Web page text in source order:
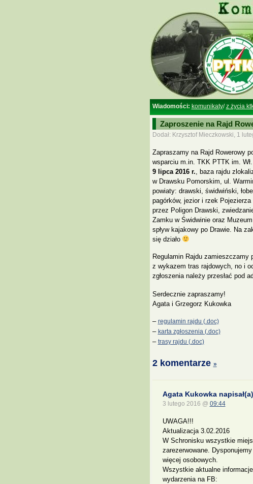
Wiadomości: komunikaty/z życia
Zaproszenie na Rajd
Dodał: Krzysztof Mieczkowski, 1
Zapraszamy na Rajd Rowerowy
wsparciu m.in. TKK PTTK im.
9 lipca 2016 r. , baza rajdu
w Drawsku Pomorskim, ul.
powiaty: drawski, świdwiński,
pagórków, jezior i rzek
przez Poligon Drawski,
Zamku w Świdwinie oraz
spływ kajakowy po Drawie. Na
się działo
Regulamin Rajdu zamieszczamy
z wykazem tras rajdowych, no i
zgłoszenia należy przesłać pod
Serdecznie zapraszamy!
Agata i Grzegorz Kukowka
– regulamin rajdu (.doc)
– karta zgłoszenia (.doc)
– trasy rajdu (.doc)
2 komentarze »
Agata Kukowka
3 lutego 2016 @ 09:44
UWAGA!!!
Aktualizacja 3.02.2016
W Schronisku wszystkie
zarezerwowane.
więcej osobowych.
Wszystkie aktualne
wydarzenia na FB: